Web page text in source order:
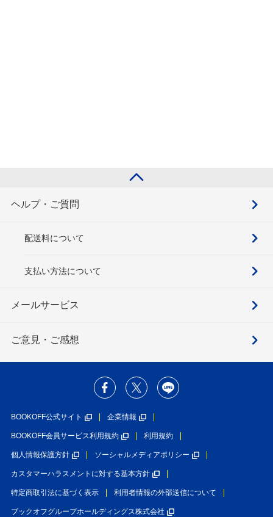
ヘルプ・ご質問
配送料について
支払い方法について
メールサービス
ご意見・ご感想
BOOKOFF公式サイト 企業情報
BOOKOFF会員サービス利用規約 利用規約
個人情報保護方針 ソーシャルメディアポリシー
カスタマーハラスメントに対する基本方針
特定商取引法に基づく表示 利用者情報の外部送信について
ブックオフグループホールディングス株式会社